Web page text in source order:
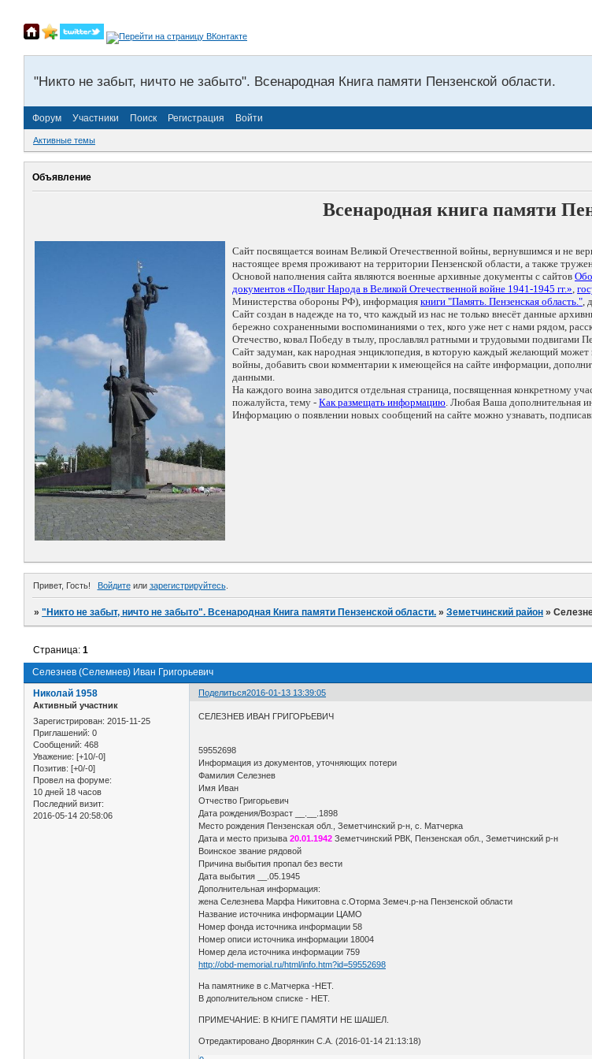
"Никто не забыт, ничто не забыто". Всенародная Книга памяти Пензенской области.
Форум Участники Поиск Регистрация Войти
Активные темы
Объявление
Всенародная книга памяти
Сайт посвящается воинам Великой Отечественной войны, вернувшимся и не
настоящее время проживают на территории Пензенской области, а также
Основой наполнения сайта являются военные архивные документы с сайтов
документов «Подвиг Народа в Великой Отечественной войне 1941-1945 гг.»,
Министерства обороны РФ), информация книги "Память. Пензенская область.",
Сайт создан в надежде на то, что каждый из нас не только внесёт данные
бережно сохраненными воспоминаниями о тех, кого уже нет с нами рядом,
Отечество, ковал Победу в тылу, прославлял ратными и трудовыми подвигами
Сайт задуман, как народная энциклопедия, в которую каждый желающий
войны, добавить свои комментарии к имеющейся на сайте информации,
данными.
На каждого воина заводится отдельная страница, посвященная конкретному
пожалуйста, тему - Как размещать информацию. Любая Ваша дополнительная
Информацию о появлении новых сообщений на сайте можно узнавать,
Привет, Гость! Войдитеили зарегистрируйтесь.
»"Никто не забыт, ничто не забыто". Всенародная Книга памяти Пензенской области. »Земетчинский район »
Селезнев (Селемнев) Иван Григорьевич
Страница:1
Поделиться2016-01-13 13:39:05
Николай 1958
Активный участник
Зарегистрирован: 2015-11-25
Приглашений: 0
Сообщений: 468
Уважение: [+10/-0]
Позитив: [+0/-0]
Провел на форуме:
10 дней 18 часов
Последний визит:
2016-05-14 20:58:06
СЕЛЕЗНЕВ ИВАН ГРИГОРЬЕВИЧ
59552698
Информация из документов, уточняющих потери
Фамилия Селезнев
Имя Иван
Отчество Григорьевич
Дата рождения/Возраст __.__.1898
Место рождения Пензенская обл., Земетчинский р-н, с. Матчерка
Дата и место призыва20.01.1942 Земетчинский РВК, Пензенская обл., Земетчинский р-н
Воинское звание рядовой
Причина выбытия пропал без вести
Дата выбытия __.05.1945
Дополнительная информация:
жена Селезнева Марфа Никитовна с.Оторма Земеч.р-на Пензенской области
Название источника информации ЦАМО
Номер фонда источника информации 58
Номер описи источника информации 18004
Номер дела источника информации 759
http://obd-memorial.ru/html/info.htm?id=59552698
На памятнике в с.Матчерка -НЕТ.
В дополнительном списке - НЕТ.
ПРИМЕЧАНИЕ: В КНИГЕ ПАМЯТИ НЕ ШАШЕЛ.
Отредактировано Дворянкин С.А. (2016-01-14 21:13:18)